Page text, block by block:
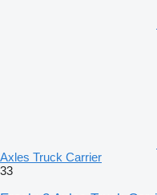
Axles Truck Carrier
33